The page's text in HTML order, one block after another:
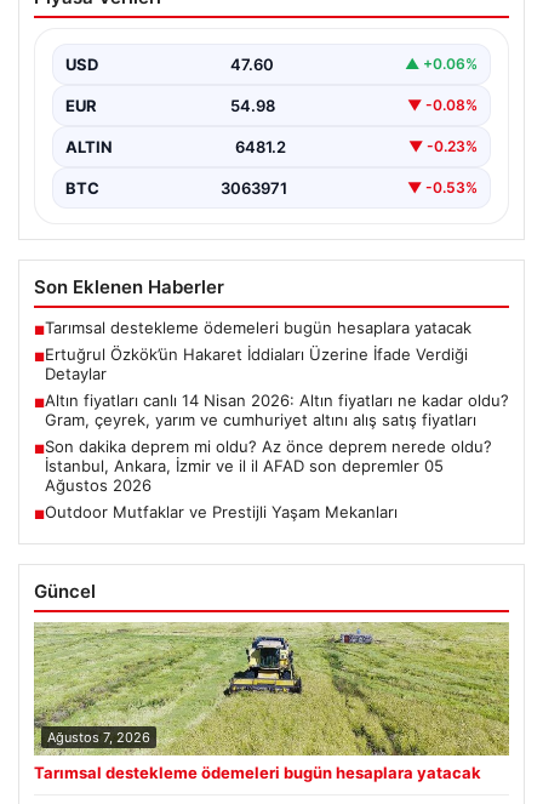
Üzerine İfade Verdiği Detaylar
hakaret’ suçlamasıyla yürütülen soruşturma kapsamında
alınan ifadesinde, bu tür…
USD 47.60 ▲ +0.06%
EUR 54.98 ▼ -0.08%
ALTIN 6481.2 ▼ -0.23%
BTC 3063971 ▼ -0.53%
Son Eklenen Haberler
■Tarımsal destekleme ödemeleri bugün hesaplara yatacak
■Ertuğrul Özkök’ün Hakaret İddiaları Üzerine İfade Verdiği
Detaylar
■Altın fiyatları canlı 14 Nisan 2026: Altın fiyatları ne kadar oldu?
Gram, çeyrek, yarım ve cumhuriyet altını alış satış fiyatları
■Son dakika deprem mi oldu? Az önce deprem nerede oldu?
İstanbul, Ankara, İzmir ve il il AFAD son depremler 05
Ağustos 2026
■Outdoor Mutfaklar ve Prestijli Yaşam Mekanları
Güncel
Ağustos 7, 2026
Tarımsal destekleme ödemeleri bugün hesaplara yatacak